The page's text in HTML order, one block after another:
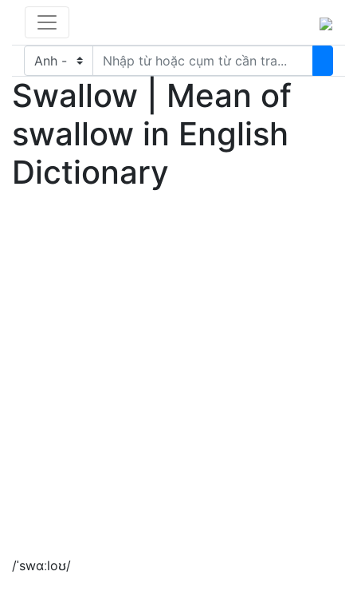
Swallow | Mean of
swallow in English
Dictionary
/ˈswɑːloʊ/